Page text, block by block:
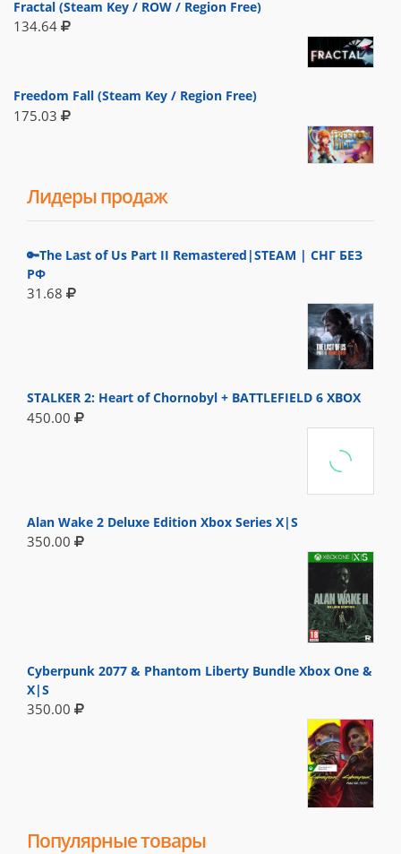
Fractal (Steam Key / ROW / Region Free)
134.64
Freedom Fall (Steam Key / Region Free)
175.03
Лидеры продаж
🔑The Last of Us Part II Remastered|STEAM | СНГ БЕЗ
РФ
31.68
STALKER 2: Heart of Chornobyl + BATTLEFIELD 6 XBOX
450.00
Alan Wake 2 Deluxe Edition Xbox Series X|S
350.00
Cyberpunk 2077 & Phantom Liberty Bundle Xbox One &
X|S
350.00
Популярные товары